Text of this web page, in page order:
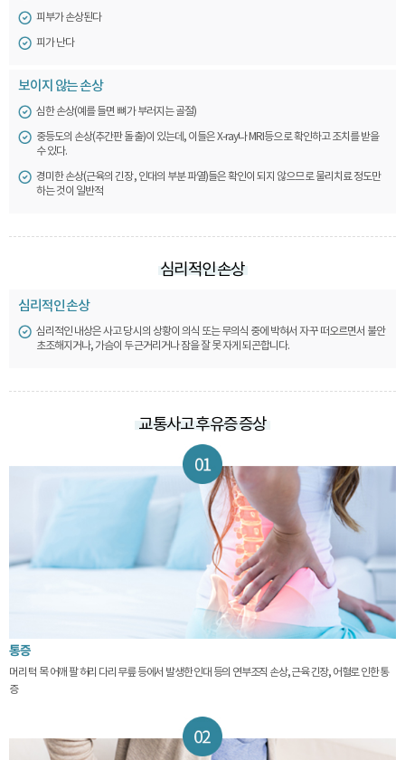
피부가 손상된다
피가 난다
보이지 않는 손상
심한 손상(예를 들면 뼈가 부러지는 골절)
중등도의 손상(추간판 돌출)이 있는데, 이들은 X-ray나 MRI등으로 확인하고 조치를 받을
수 있다.
경미한 손상(근육의 긴장, 인대의 부분 파열)들은 확인이 되지 않으므로 물리치료 정도만
하는 것이 일반적
심리적인 손상
심리적인 손상
심리적인 내상은 사고 당시의 상황이 의식 또는 무의식 중에 박혀서 자꾸 떠오르면서 불안
초조해지거나, 가슴이 두근거리거나 잠을 잘 못 자게 되곤합니다.
교통사고 후유증 증상
통증
머리 턱 목 어깨 팔 허리 다리 무릎 등에서 발생한 인대 등의 연부조직 손상, 근육 긴장, 어혈로 인한 통
증